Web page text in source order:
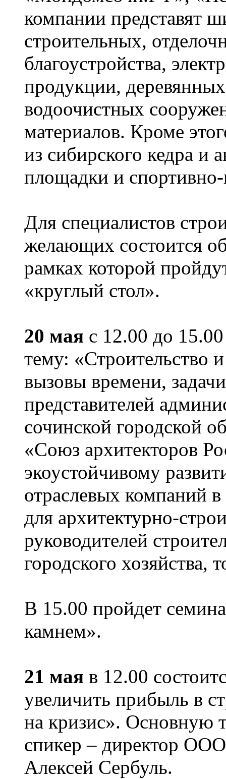
компании представят
строительных,
благоустройства,
продукции,
водоочистных
материалов. Кроме
из сибирского кедра и
площадки и
Для специалистов
желающих состоится
рамках которой
«круглый стол».
20 мая с 12.00 до
тему: «Строительство
вызовы времени,
представителей
сочинской городской
«Союз архитекторов
экоустойчивому
отраслевых компаний
для архитектурно-
руководителей
городского хозяйства,
В 15.00 пройдет
камнем».
21 мая в 12.00
увеличить прибыль в
на кризис». Основную
спикер – директор
Алексей Сербуль.